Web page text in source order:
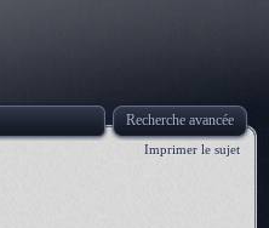
Recherche avancée
Imprimer le sujet